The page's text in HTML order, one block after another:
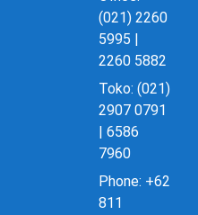
(021) 2260
5995 |
2260 5882
Toko: (021)
2907 0791
| 6586
7960
Phone: +62
811